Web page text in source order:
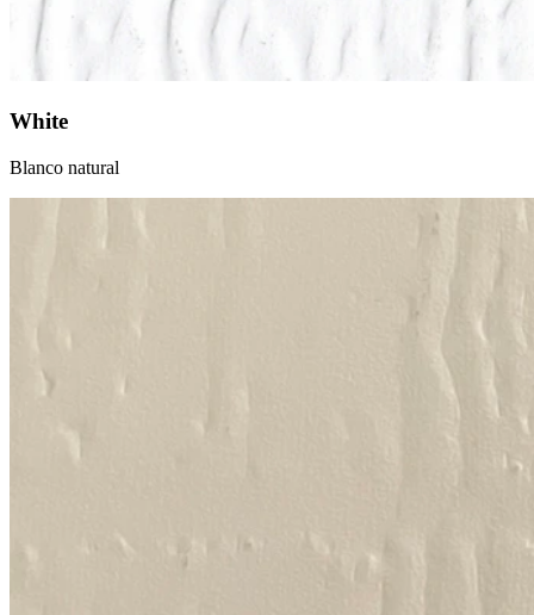
White
Blanco natural